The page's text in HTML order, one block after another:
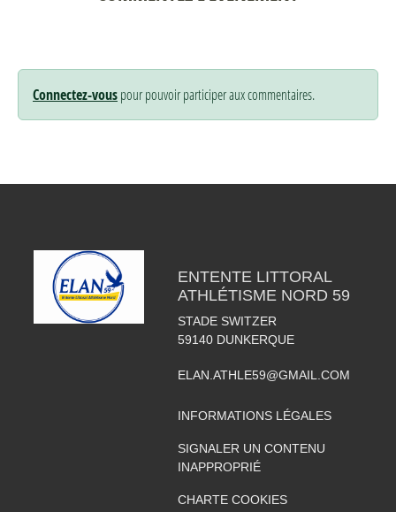
Connectez-vouspour pouvoir participer aux commentaires.
ENTENTE LITTORAL
ATHLÉTISME NORD 59
STADE SWITZER
59140 DUNKERQUE
ELAN.ATHLE59@GMAIL.COM
INFORMATIONS LÉGALES
SIGNALER UN CONTENU
INAPPROPRIÉ
CHARTE COOKIES